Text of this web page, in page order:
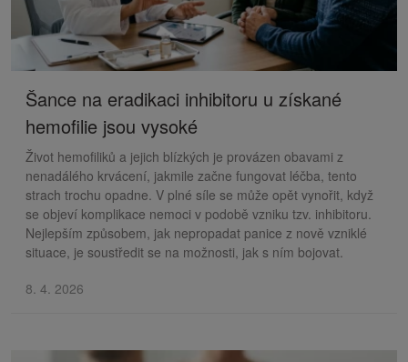
Šance na eradikaci inhibitoru u získané
hemofilie jsou vysoké
Život hemofiliků a jejich blízkých je provázen obavami z
nenadálého krvácení, jakmile začne fungovat léčba, tento
strach trochu opadne. V plné síle se může opět vynořit, když
se objeví komplikace nemoci v podobě vzniku tzv. inhibitoru.
Nejlepším způsobem, jak nepropadat panice z nově vzniklé
situace, je soustředit se na možnosti, jak s ním bojovat.
8. 4. 2026